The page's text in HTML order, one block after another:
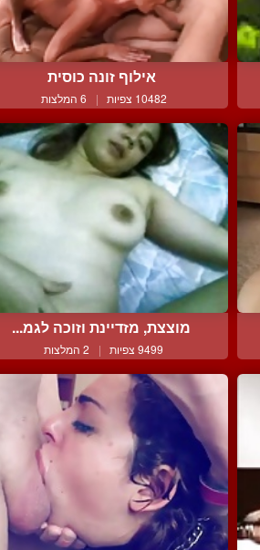
אילוף זונה כוסית
10482 צפיות | 6 המלצות
מוצצת, מזדיינת וזוכה לגמ...
9499 צפיות | 2 המלצות